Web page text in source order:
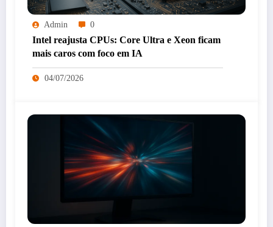
Admin 0
Intel reajusta CPUs: Core Ultra e Xeon ficam
mais caros com foco em IA
04/07/2026